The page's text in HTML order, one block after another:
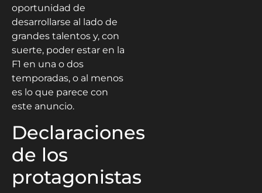
oportunidad de
desarrollarse al lado de
grandes talentos y, con
suerte, poder estar en la
F1 en una o dos
temporadas, o al menos
es lo que parece con
este anuncio.
Declaraciones
de los
protagonistas